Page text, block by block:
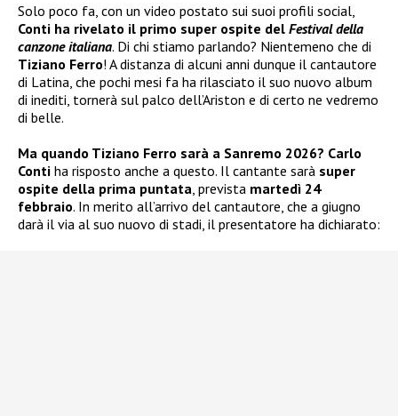
Solo poco fa, con un video postato sui suoi profili social,
Conti ha rivelato il primo super ospite del Festival della
canzone italiana. Di chi stiamo parlando? Nientemeno che di
Tiziano Ferro! A distanza di alcuni anni dunque il cantautore
di Latina, che pochi mesi fa ha rilasciato il suo nuovo album
di inediti, tornerà sul palco dell’Ariston e di certo ne vedremo
di belle.
Ma quando Tiziano Ferro sarà a Sanremo 2026? Carlo
Conti ha risposto anche a questo. Il cantante sarà super
ospite della prima puntata , prevista martedì 24
febbraio. In merito all’arrivo del cantautore, che a giugno
darà il via al suo nuovo di stadi, il presentatore ha dichiarato: